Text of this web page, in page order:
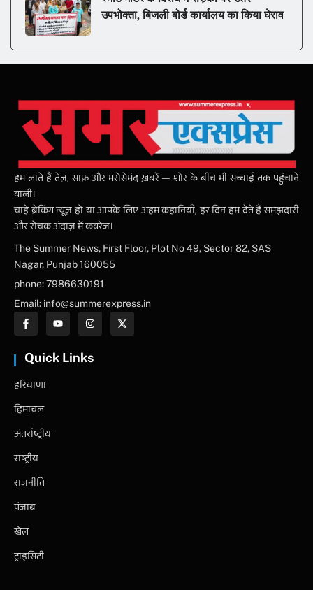
उपभोक्ता, बिजली बोर्ड कार्यालय का किया घेराव
हम लाते हैं तेज़, साफ़ और भरोसेमंद ख़बरें — शोर के बीच भी सच्चाई तक पहुंचाने
वाली।
चाहे ब्रेकिंग न्यूज़ हो या आपके लिए अहम कहानियाँ, हर दिन हम देते हैं समझदारी
और रोचक अंदाज़ में कवरेज।
The Summer News, First Floor, Plot No 49, Sector 82, SAS
Nagar, Punjab 160055
phone: 7986630191
Email: info@summerexpress.in
Quick Links
हरियाणा
हिमाचल
अंतर्राष्ट्रीय
राष्ट्रीय
राजनीति
पंजाब
खेल
ट्राइसिटी